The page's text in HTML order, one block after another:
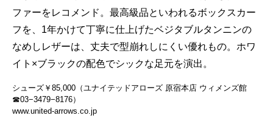
ファーをレコメンド。最高級品といわれるボックスカー
フを、1年かけて丁寧に仕上げたベジタブルタンニンの
なめしレザーは、丈夫で型崩れしにくい優れもの。ホワ
イト×ブラックの配色でシックな足元を演出。
シューズ￥85,000（ユナイテッドアローズ 原宿本店 ウィメンズ館
☎03−3479−8176）
www.united-arrows.co.jp